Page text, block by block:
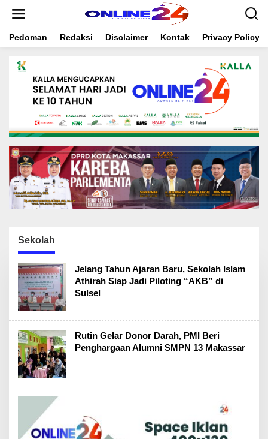
t
Pedoman Redaksi Disclaimer Kontak Privacy Policy
Sekolah
Jelang Tahun Ajaran Baru, Sekolah Islam
Athirah Siap Jadi Piloting “AKB” di
Sulsel
Rutin Gelar Donor Darah, PMI Beri
Penghargaan Alumni SMPN 13 Makassar